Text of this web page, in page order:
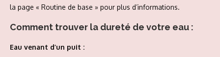
la page « Routine de base » pour plus d’informations.
Comment trouver la dureté de votre eau :
Eau venant d’un puit :